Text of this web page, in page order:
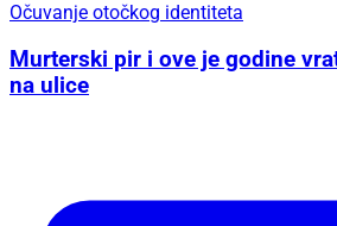
Očuvanje otočkog identiteta
Murterski pir i ove je godine
na ulice